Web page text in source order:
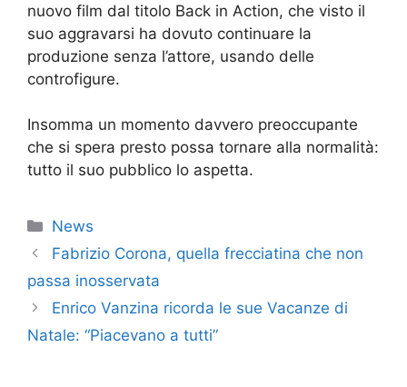
nuovo film dal titolo Back in Action, che visto il
suo aggravarsi ha dovuto continuare la
produzione senza l’attore, usando delle
controfigure.
Insomma un momento davvero preoccupante
che si spera presto possa tornare alla normalità:
tutto il suo pubblico lo aspetta.
Categorie
News
Fabrizio Corona, quella frecciatina che non
passa inosservata
Enrico Vanzina ricorda le sue Vacanze di
Natale: “Piacevano a tutti”